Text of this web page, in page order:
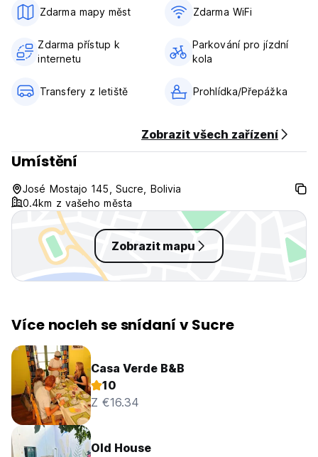
General:
Reception from 07.00 to 21.00
Zdarma mapy měst Zdarma WiFi
Zdarma přístup k
internetu
Parkování pro jízdní
kola
Transfery z letiště Prohlídka/Přepážka
Zobrazit všech zařízení
Umístění
José Mostajo 145, Sucre, Bolivia
0.4km z vašeho města
Zobrazit mapu
Více nocleh se snídaní v Sucre
Casa Verde B&B
10
Z €16.34
Old House